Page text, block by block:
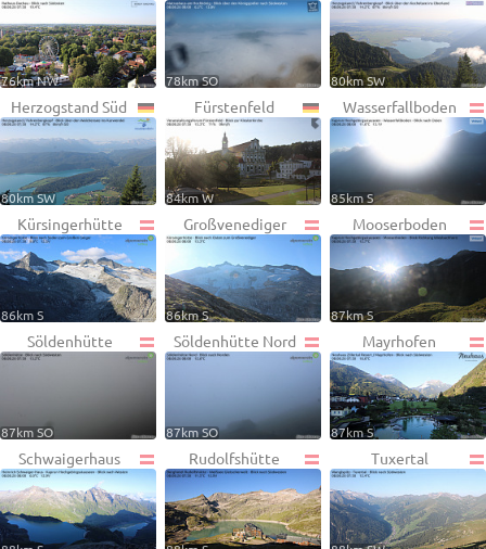
76km NW 78km SO 80km SW
Herzogstand Süd
80km SW
Fürstenfeld
84km W
Wasserfallboden
85km S
Kürsingerhütte
86km S
Großvenediger
86km S
Mooserboden
87km S
Söldenhütte
87km SO
Söldenhütte Nord
87km SO
Mayrhofen
87km S
Schwaigerhaus Rudolfshütte Tuxertal